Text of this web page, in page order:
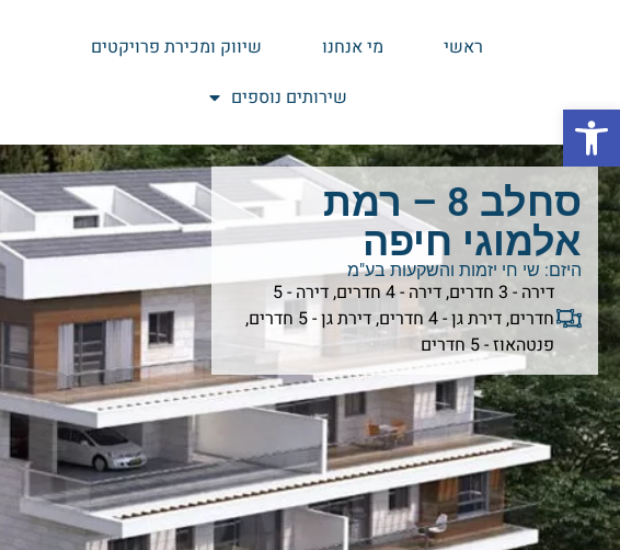
פתח סרגל נגישות
ראשי מי אנחנו
שיווק ומכירת פרויקטים
שירותים נוספים
סחלב 8 – רמת
אלמוגי חיפה
היזם: שי חי יזמות והשקעות בע"מ
דירה - 3 חדרים ,דירה - 4 חדרים ,
דירה - 5
חדרים,דירת גן - 4 חדרים ,דירת גן - 5 חדרים
,
פנטהאוז - 5 חדרים